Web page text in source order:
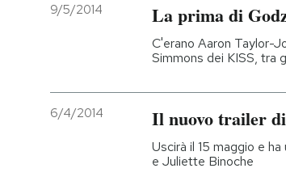
9/5/2014 La prima di
C'erano Aaron Taylor-
Simmons dei KISS, tra
6/4/2014 Il nuovo trailer
Uscirà il 15 maggio e
e Juliette Binoche